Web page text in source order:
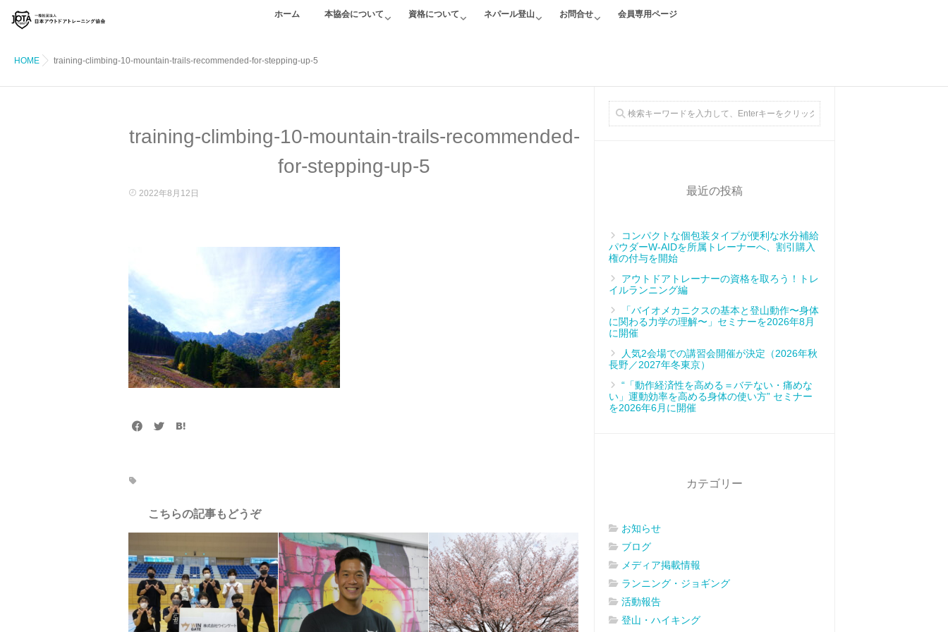
ホーム 本協会について 資格について ネパール登山 お問合せ 会員専用ページ
HOME training-climbing-10-mountain-trails-recommended-for-stepping-up-5
training-climbing-10-mountain-trails-recommended-
for-stepping-up-5
2022年8月12日
こちらの記事もどうぞ
最近の投稿
コンパクトな個包装タイプが便利な水分補給
パウダーW-AIDを所属トレーナーへ、割引購入
権の付与を開始
アウトドアトレーナーの資格を取ろう！トレ
イルランニング編
「バイオメカニクスの基本と登山動作〜身体
に関わる力学の理解〜」セミナーを2026年8月
に開催
人気2会場での講習会開催が決定（2026年秋
長野／2027年冬東京）
“「動作経済性を高める＝バテない・痛めな
い」運動効率を高める身体の使い方” セミナー
を2026年6月に開催
カテゴリー
お知らせ
ブログ
メディア掲載情報
ランニング・ジョギング
活動報告
登山・ハイキング